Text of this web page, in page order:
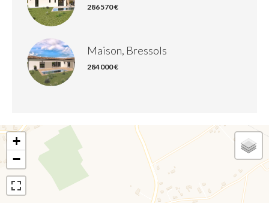
286 570 €
Maison, Bressols
284 000 €
+
−